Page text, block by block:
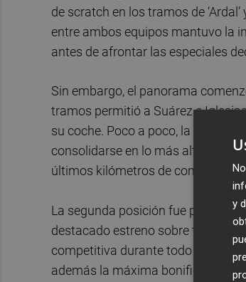
de scratch en los tramos de
entre ambos equipos mantuvo la
antes de afrontar las especiales
Sin embargo, el panorama
tramos permitió a Suárez e
su coche. Poco a poco, la dupla
consolidarse en lo más alto de la
últimos kilómetros de
La segunda posición fue para los
destacado estreno sobre tierra
competitiva durante todo el fin de
además la máxima bonificación
y